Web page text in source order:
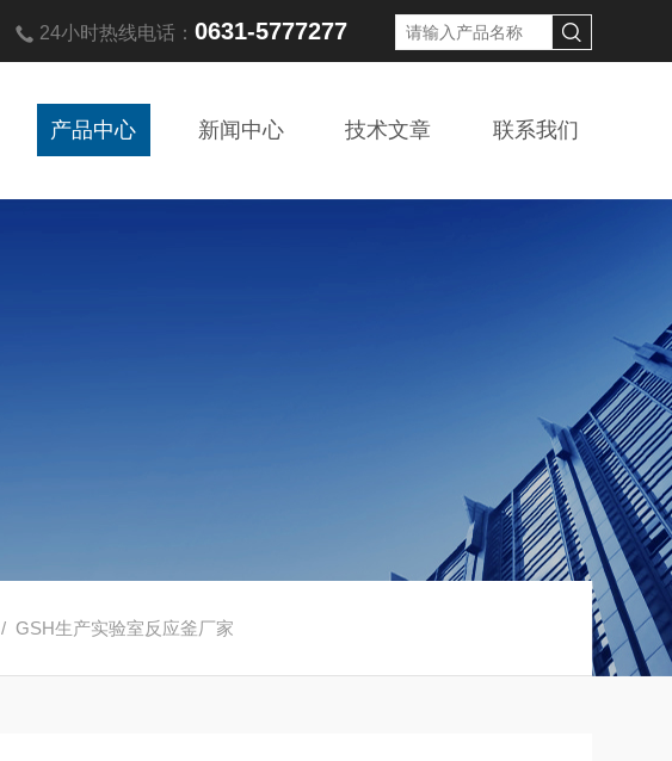
24小时热线电话： 0631-5777277
产品中心 新闻中心 技术文章 联系我们
/ GSH生产实验室反应釜厂家